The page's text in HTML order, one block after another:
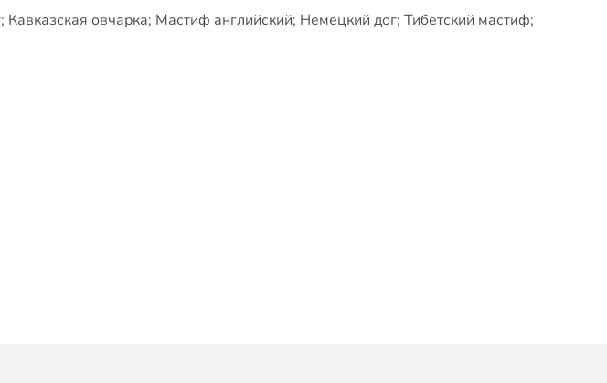
овчарка; Мастиф английский; Немецкий дог; Тибетский мастиф;